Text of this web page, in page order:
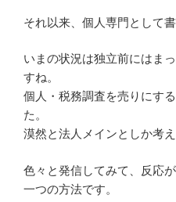
それ以来、個人専門として
いまの状況は独立前にはま
すね。
個人・税務調査を売りにす
た。
漠然と法人メインとしか考
色々と発信してみて、反応
一つの方法です。